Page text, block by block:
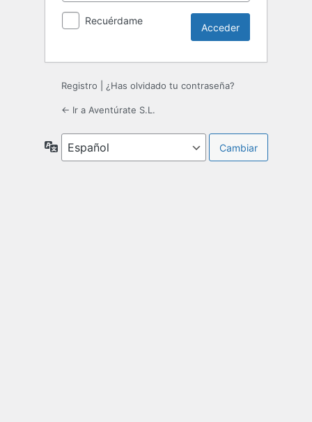
Recuérdame
Registro ¿Has olvidado tu contraseña?
← Ir a Aventúrate S.L.
Idioma